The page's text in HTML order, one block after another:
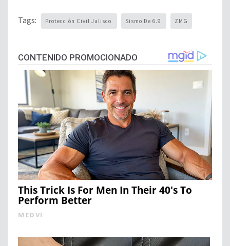
Tags: Protección Civil Jalisco Sismo De 6.9 ZMG
CONTENIDO PROMOCIONADO
This Trick Is For Men In Their 40's To
Perform Better
MEDVI